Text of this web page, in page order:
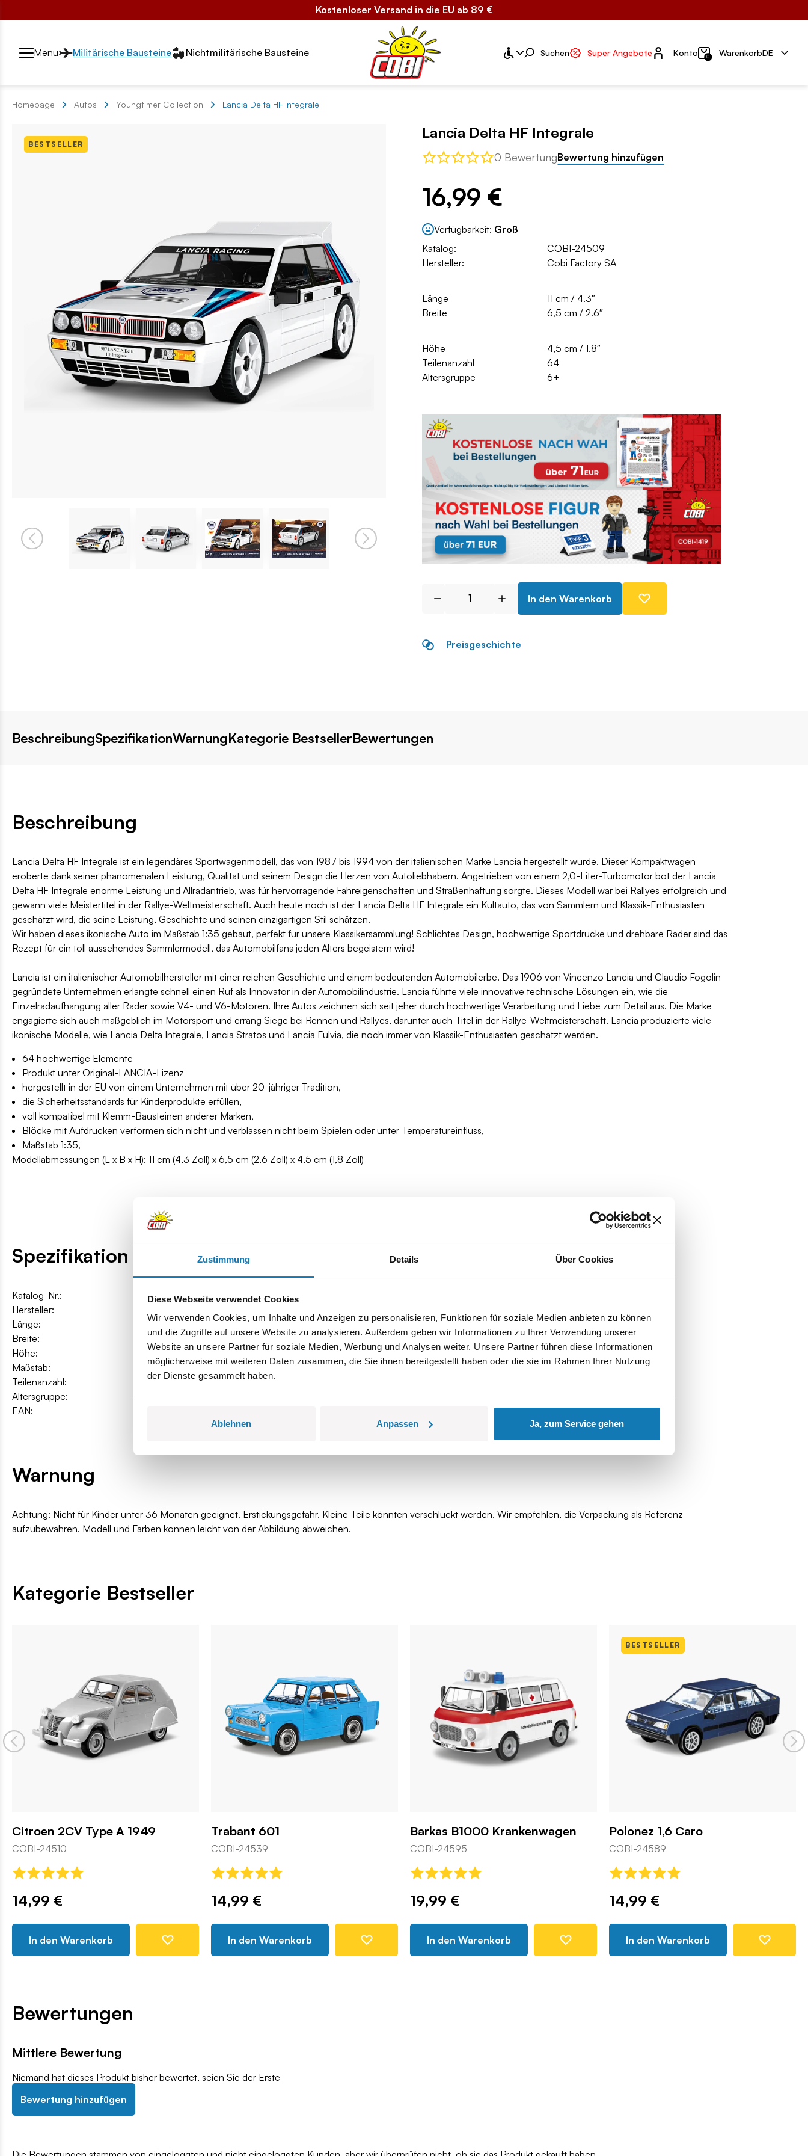
Zustimmung Details Über Cookies
Diese Webseite verwendet Cookies
Wir verwenden Cookies, um Inhalte und Anzeigen zu personalisieren, Funktionen für soziale Medien anbieten zu können
und die Zugriffe auf unsere Website zu analysieren. Außerdem geben wir Informationen zu Ihrer Verwendung unserer
Website an unsere Partner für soziale Medien, Werbung und Analysen weiter. Unsere Partner führen diese Informationen
möglicherweise mit weiteren Daten zusammen, die Sie ihnen bereitgestellt haben oder die sie im Rahmen Ihrer Nutzung
der Dienste gesammelt haben.
Ablehnen Anpassen Ja, zum Service gehen
Kostenloser Versand in die EU ab 89 €
Przełącznik segmentów2
Menu Militärische Bausteine Nichtmilitärische Bausteine Suchen Super Angebote Konto
Konto 0 WarenkorbDE
Homepage Autos Youngtimer Collection Lancia Delta HF Integrale
BESTSELLER
Lancia Delta HF Integrale
0 BewertungBewertung hinzufügen
16,99 €
Verfügbarkeit: Groß
Katalog:
COBI-24509
Hersteller:
Cobi Factory SA
Länge
11 cm / 4.3″
Breite
6,5 cm / 2.6″
Höhe
4,5 cm / 1.8″
Teilenanzahl
64
Altersgruppe
6+
In den Warenkorb
Preisgeschichte
BeschreibungSpezifikationWarnungKategorie BestsellerBewertungen
Beschreibung
Lancia Delta HF Integrale ist ein legendäres Sportwagenmodell, das von 1987 bis 1994 von der italienischen Marke Lancia hergestellt wurde. Dieser Kompaktwagen
eroberte dank seiner phänomenalen Leistung, Qualität und seinem Design die Herzen von Autoliebhabern. Angetrieben von einem 2,0-Liter-Turbomotor bot der Lancia
Delta HF Integrale enorme Leistung und Allradantrieb, was für hervorragende Fahreigenschaften und Straßenhaftung sorgte. Dieses Modell war bei Rallyes erfolgreich und
gewann viele Meistertitel in der Rallye-Weltmeisterschaft. Auch heute noch ist der Lancia Delta HF Integrale ein Kultauto, das von Sammlern und Klassik-Enthusiasten
geschätzt wird, die seine Leistung, Geschichte und seinen einzigartigen Stil schätzen.
Wir haben dieses ikonische Auto im Maßstab 1:35 gebaut, perfekt für unsere Klassikersammlung! Schlichtes Design, hochwertige Sportdrucke und drehbare Räder sind das
Rezept für ein toll aussehendes Sammlermodell, das Automobilfans jeden Alters begeistern wird!
Lancia ist ein italienischer Automobilhersteller mit einer reichen Geschichte und einem bedeutenden Automobilerbe. Das 1906 von Vincenzo Lancia und Claudio Fogolin
gegründete Unternehmen erlangte schnell einen Ruf als Innovator in der Automobilindustrie. Lancia führte viele innovative technische Lösungen ein, wie die
Einzelradaufhängung aller Räder sowie V4- und V6-Motoren. Ihre Autos zeichnen sich seit jeher durch hochwertige Verarbeitung und Liebe zum Detail aus. Die Marke
engagierte sich auch maßgeblich im Motorsport und errang Siege bei Rennen und Rallyes, darunter auch Titel in der Rallye-Weltmeisterschaft. Lancia produzierte viele
ikonische Modelle, wie Lancia Delta Integrale, Lancia Stratos und Lancia Fulvia, die noch immer von Klassik-Enthusiasten geschätzt werden.
64 hochwertige Elemente
Produkt unter Original-LANCIA-Lizenz
hergestellt in der EU von einem Unternehmen mit über 20-jähriger Tradition,
die Sicherheitsstandards für Kinderprodukte erfüllen,
voll kompatibel mit Klemm-Bausteinen anderer Marken,
Blöcke mit Aufdrucken verformen sich nicht und verblassen nicht beim Spielen oder unter Temperatureinfluss,
Maßstab 1:35,
Modellabmessungen (L x B x H): 11 cm (4,3 Zoll) x 6,5 cm (2,6 Zoll) x 4,5 cm (1,8 Zoll)
Spezifikation
Katalog-Nr.:
COBI-24509
Hersteller:
Länge:
11 cm / 4.3″
Breite:
6,5 cm / 2.6″
Höhe:
4,5 cm / 1.8″
Maßstab:
1:35
Teilenanzahl:
64
Altersgruppe:
6+
EAN:
Warnung
Achtung: Nicht für Kinder unter 36 Monaten geeignet. Erstickungsgefahr. Kleine Teile könnten verschluckt werden. Wir empfehlen, die Verpackung als Referenz
aufzubewahren. Modell und Farben können leicht von der Abbildung abweichen.
Kategorie Bestseller
Citroen 2CV Type A 1949
COBI-24510
14,99 €
In den Warenkorb
Trabant 601
COBI-24539
14,99 €
In den Warenkorb
Barkas B1000 Krankenwagen
COBI-24595
19,99 €
In den Warenkorb
BESTSELLER
Polonez 1,6 Caro
COBI-24589
14,99 €
In den Warenkorb
Bewertungen
Mittlere Bewertung
Niemand hat dieses Produkt bisher bewertet, seien Sie der Erste
Bewertung hinzufügen